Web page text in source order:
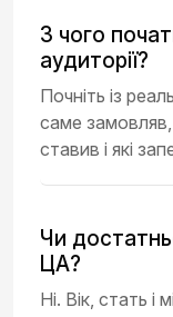
З чого
аудиторії?
Почніть із
саме
ставив і які
Чи
ЦА?
Ні. Вік, стать і